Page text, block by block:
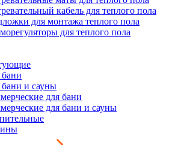
кабель для теплого пола
для монтажа теплого пола
для теплого пола
и сауны
для бани
для бани и сауны